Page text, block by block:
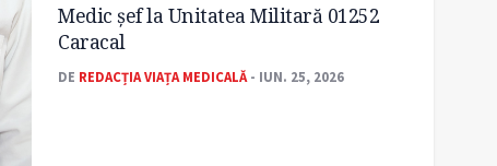
Medic șef la Unitatea Militară 01252
Caracal
DE REDACȚIA VIAȚA MEDICALĂ - IUN. 25, 2026